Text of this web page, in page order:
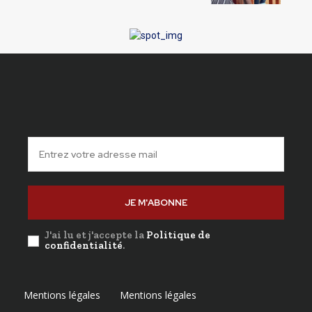
JE M'ABONNE
J'ai lu et j'accepte la Politique de
confidentialité.
Mentions légales Mentions légales